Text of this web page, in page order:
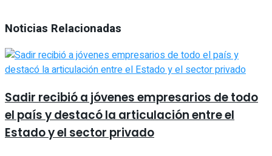
Noticias Relacionadas
Sadir recibió a jóvenes empresarios de todo
el país y destacó la articulación entre el
Estado y el sector privado